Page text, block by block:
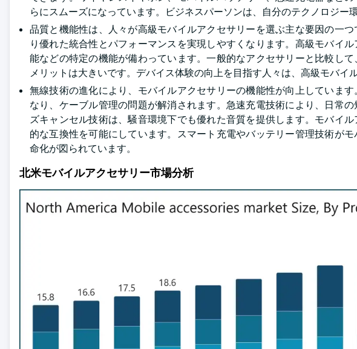
らにスムーズになっています。ビジネスパーソンは、自分のテクノロジー
品質と機能性は、人々が高級モバイルアクセサリーを選ぶ主な要因の一
り優れた統合性とパフォーマンスを実現しやすくなります。高級モバイ
能などの特定の機能が備わっています。一般的なアクセサリーと比較し
メリットは大きいです。デバイス体験の向上を目指す人々は、高級モバイ
無線技術の進化により、モバイルアクセサリーの機能性が向上していま
なり、ケーブル管理の問題が解消されます。急速充電技術により、日常
ズキャンセル技術は、騒音環境下でも優れた音質を提供します。モバイ
的な互換性を可能にしています。スマート充電やバッテリー管理技術が
命化が図られています。
北米モバイルアクセサリー市場分析